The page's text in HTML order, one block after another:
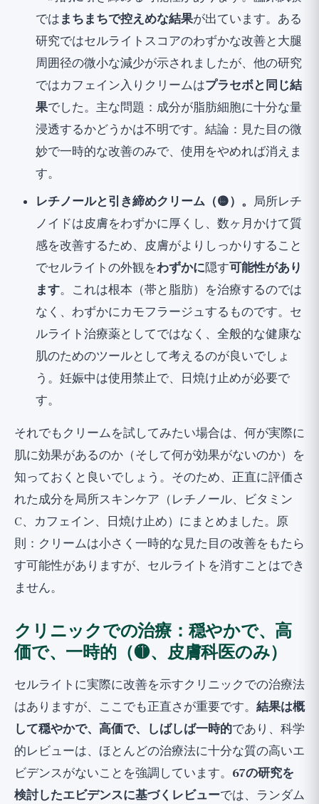
ではまちまちで控えめな結果が出ています。ある
研究ではセルライトスコアのわずかな改善と大腿
周囲径の微小な減少が示されましたが、他の研究
ではカフェイン入りクリームはプラセボと同じ結
果でした。主な問題：成分が脂肪細胞に十分な量
浸透するかどうかは不明です。結論：見た目の微
妙で一時的な改善のみで、使用をやめれば消えま
す。
レチノールと引き締めクリーム（🟡）。 局所レチ
ノイドは皮膚をわずかに厚くし、数ヶ月かけて質
感を改善するため、皮膚がよりしっかりすること
でセルライトの外観をわずかに隠す可能性があり
ます。これは根本（帯と脂肪）を治療するのでは
なく、わずかにカモフラージュするものです。セ
ルライト治療薬としてではなく、全般的な健康な
肌のためのツールとして考えるのが良いでしょ
う。妊娠中は使用禁止で、日焼け止めが必要で
す。
それでもクリームを試してみたい場合は、何が実際に
肌に効果があるのか（そして何が効果がないのか）を
知っておくと良いでしょう。そのため、正直に評価さ
れた成分を局所スキンケア（レチノール、ビタミン
C、カフェイン、日焼け止め） にまとめました。原
則：クリームは小さく一時的な見た目の改善をもたら
す可能性がありますが、セルライトを消すことはでき
ません。
クリニックでの治療：穏やかで、高
価で、一時的（🟡、皮膚科医のみ）
セルライトに実際に改善を示すクリニックでの治療法
はありますが、ここでも正直さが重要です。 結果は概
して穏やかで、高価で、しばしば一時的であり、科学
的レビューは、ほとんどの治療法に十分な質の高いエ
ビデンスがないことを強調しています。 67の研究を
検討したエビデンスに基づくレビューでは、ランダム